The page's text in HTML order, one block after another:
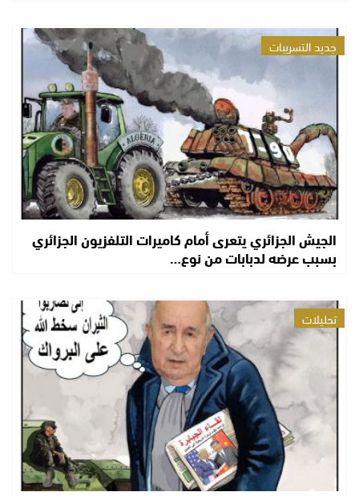
جديد التسريبات
الجيش الجزائري يتعرى أمام كاميرات التلفزيون الجزائري
بسبب عرضه لدبابات من نوع…
تحليلات